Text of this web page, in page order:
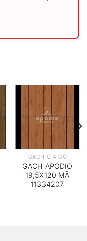
GẠCH GIẢ GỖ
GẠCH APODIO
19,5X120 MÃ
11334207